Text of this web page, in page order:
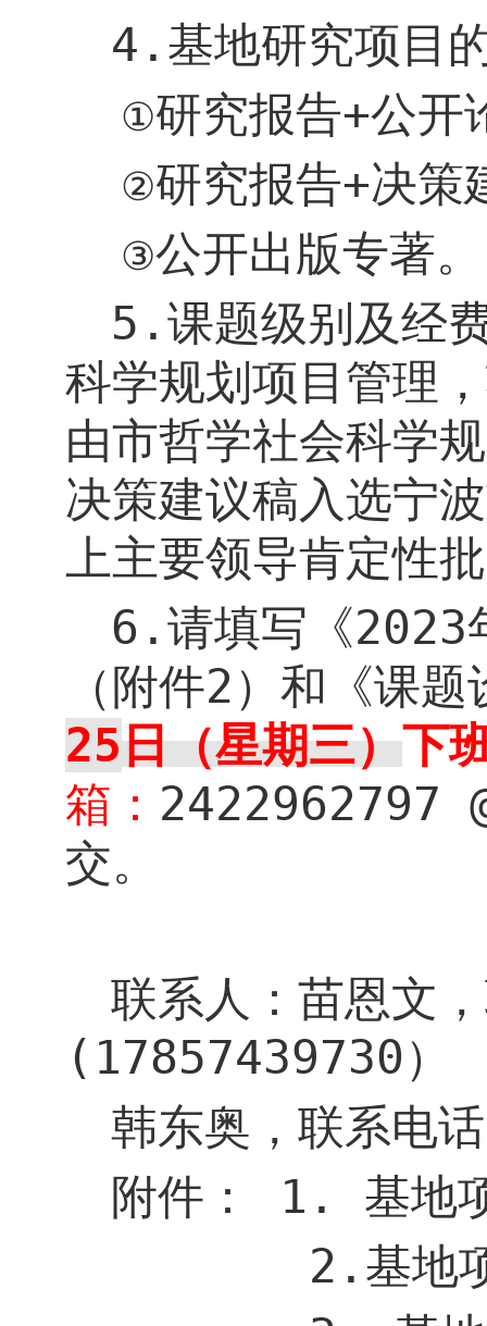
4. 基地研究项目
①研究报告+公开
②研究报告+决策
③公开出版专著。
5.课题级别及经
科学规划项目管理
由市哲学社会科学
决策建议稿入选宁
上主要领导肯定性
6.请填写《2023
（附件2）和《课
25日（星期三）下
箱： 2422962797
交。
联系人：苗恩文
(17857439730）
韩东奥，联系电
附件： 1. 基地
2. 基地